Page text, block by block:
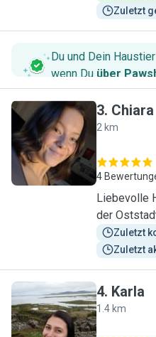
Zuletzt
Du und Dein
wenn Du über
C
3. Chiara
2 km
4
Liebevolle
der
Zuletzt
Zuletzt
K
4. Karla
1.4 km